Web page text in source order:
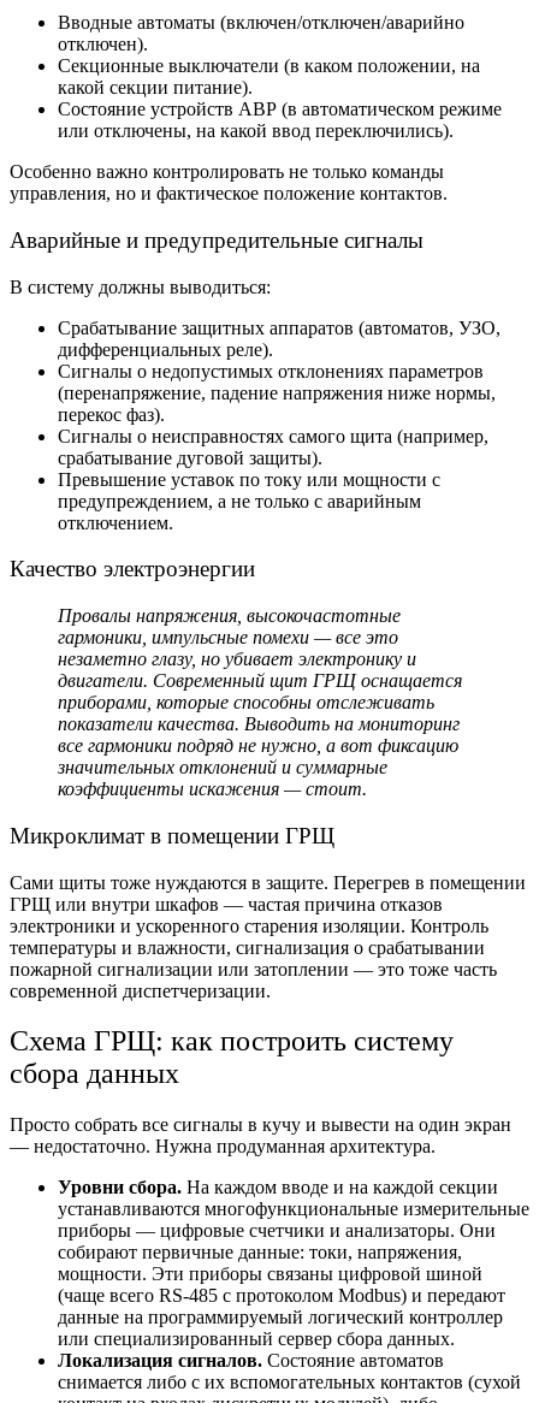
Вводные автоматы (включен/отключен/аварийно
отключен).
Секционные выключатели (в каком положении, на
какой секции питание).
Состояние устройств АВР (в автоматическом режиме
или отключены, на какой ввод переключились).
Особенно важно контролировать не только команды
управления, но и фактическое положение контактов.
Аварийные и предупредительные сигналы
В систему должны выводиться:
Срабатывание защитных аппаратов (автоматов, УЗО,
дифференциальных реле).
Сигналы о недопустимых отклонениях параметров
(перенапряжение, падение напряжения ниже нормы,
перекос фаз).
Сигналы о неисправностях самого щита (например,
срабатывание дуговой защиты).
Превышение уставок по току или мощности с
предупреждением, а не только с аварийным
отключением.
Качество электроэнергии
Провалы напряжения, высокочастотные
гармоники, импульсные помехи — все это
незаметно глазу, но убивает электронику и
двигатели. Современный щит ГРЩоснащается
приборами, которые способны отслеживать
показатели качества. Выводить на мониторинг
все гармоники подряд не нужно, а вот фиксацию
значительных отклонений и суммарные
коэффициенты искажения — стоит.
Микроклимат в помещении ГРЩ
Сами щиты тоже нуждаются в защите. Перегрев в помещении
ГРЩ или внутри шкафов — частая причина отказов
электроники и ускоренного старения изоляции. Контроль
температуры и влажности, сигнализация о срабатывании
пожарной сигнализации или затоплении — это тоже часть
современной диспетчеризации.
Схема ГРЩ: как построить систему
сбора данных
Просто собрать все сигналы в кучу и вывести на один экран
— недостаточно. Нужна продуманная архитектура.
Уровни сбора. На каждом вводе и на каждой секции
устанавливаются многофункциональные измерительные
приборы — цифровые счетчики и анализаторы. Они
собирают первичные данные: токи, напряжения,
мощности. Эти приборы связаны цифровой шиной
(чаще всего RS-485 с протоколом Modbus) и передают
данные на программируемый логический контроллер
или специализированный сервер сбора данных.
Локализация сигналов. Состояние автоматов
снимается либо с их вспомогательных контактов (сухой